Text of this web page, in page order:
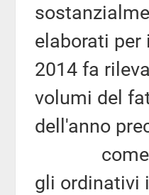
elaborati
2014 fa
volumi del
dell'anno
come per
gli ordinativi